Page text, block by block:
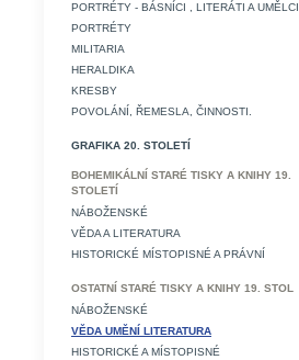
PORTRÉTY - BÁSNÍCI , LITERÁTI A UMĚLCI
PORTRÉTY
MILITARIA
HERALDIKA
KRESBY
POVOLÁNÍ, ŘEMESLA, ČINNOSTI.
GRAFIKA 20. STOLETÍ
BOHEMIKÁLNÍ STARÉ TISKY A KNIHY 19.
STOLETÍ
NÁBOŽENSKÉ
VĚDA A LITERATURA
HISTORICKÉ MÍSTOPISNÉ A PRÁVNÍ
OSTATNÍ STARÉ TISKY A KNIHY 19. STOL
NÁBOŽENSKÉ
VĚDA UMĚNÍ LITERATURA
HISTORICKÉ A MÍSTOPISNÉ